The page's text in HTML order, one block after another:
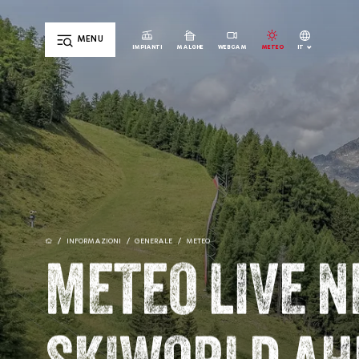
MENU
IMPIANTI MALGHE WEBCAM METEO IT
/ INFORMAZIONI / GENERALE / METEO
METEO LIVE